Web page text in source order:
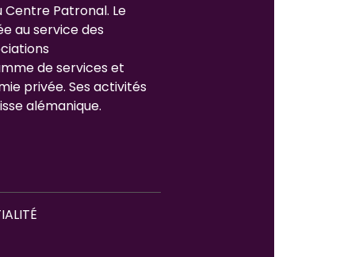
Centre Patronal. Le
au service des
de services et
privée. Ses activités
alémanique.